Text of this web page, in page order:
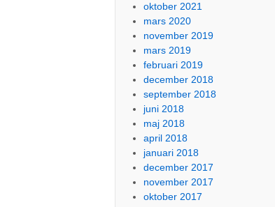
oktober 2021
mars 2020
november 2019
mars 2019
februari 2019
december 2018
september 2018
juni 2018
maj 2018
april 2018
januari 2018
december 2017
november 2017
oktober 2017